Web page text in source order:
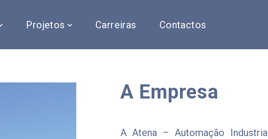
Projetos Carreiras Contactos
A Empresa
A Atena – Automação